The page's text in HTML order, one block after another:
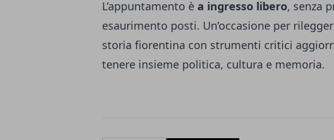
L’appuntamento è a ingresso libero, senza
esaurimento posti. Un’occasione per
storia fiorentina con strumenti critici
tenere insieme politica, cultura e memoria.